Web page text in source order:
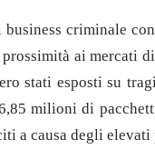
criminale
ai mercati
stati esposti su
milioni di
causa degli elevati